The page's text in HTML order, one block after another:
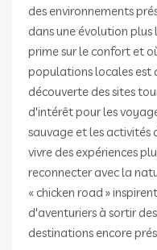
des environnements
dans une évolution
prime sur le confort et
populations locales est
découverte des sites
d'intérêt pour les
sauvage et les activités
vivre des expériences
reconnecter avec la
« chicken road »
d'aventuriers à sortir
destinations encore